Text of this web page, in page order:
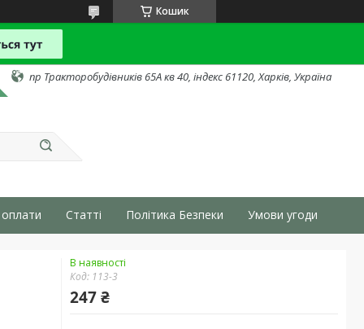
Кошик
пр Тракторобудівників 65А кв 40, індекс 61120, Харків, Україна
Статті Політика Безпеки Умови угоди
В наявності
Код: 113-3
247 ₴